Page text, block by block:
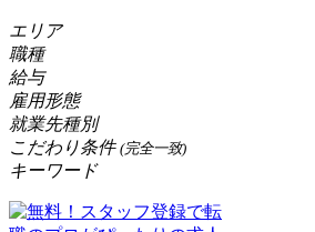
エリア
職種
給与
雇用形態
就業先種別
こだわり条件 (完全一致)
キーワード